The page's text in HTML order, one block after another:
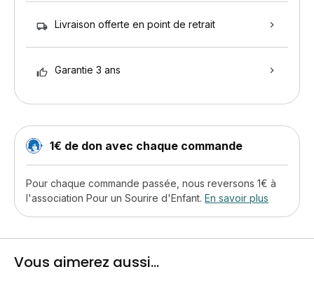
Livraison offerte en point de retrait
Garantie 3 ans
1€ de don avec chaque commande
Pour chaque commande passée, nous reversons 1€ à
l'association Pour un Sourire d'Enfant. En savoir plus
Vous aimerez aussi...